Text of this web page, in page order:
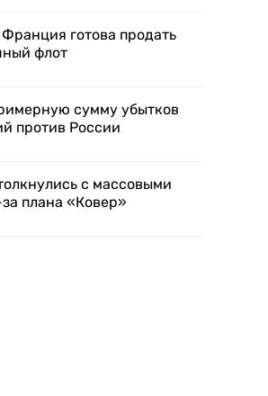
готова продать
флот
сумму убытков
против России
с массовыми
плана «Ковер»